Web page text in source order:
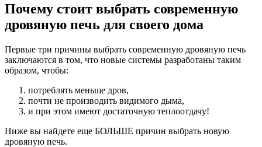
Почему стоит выбрать современную
дровяную печь для своего дома
Первые три причины выбрать современную дровяную печь
заключаются в том, что новые системы разработаны таким
образом, чтобы:
потреблять меньше дров,
почти не производить видимого дыма,
и при этом имеют достаточную теплоотдачу!
Ниже вы найдете еще БОЛЬШЕ причин выбрать новую
дровяную печь.